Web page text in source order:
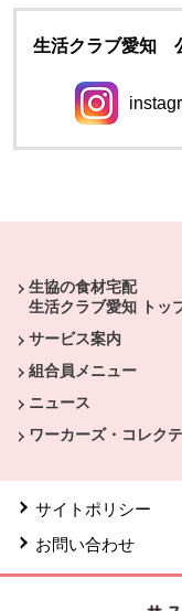
生活クラブ愛知
別の
生協の食材宅配
生活クラブ愛知 トッ
サービス案内
組合員メニュー
ニュース
ワーカーズ・コレク
サイトポリシー
お問い合わせ